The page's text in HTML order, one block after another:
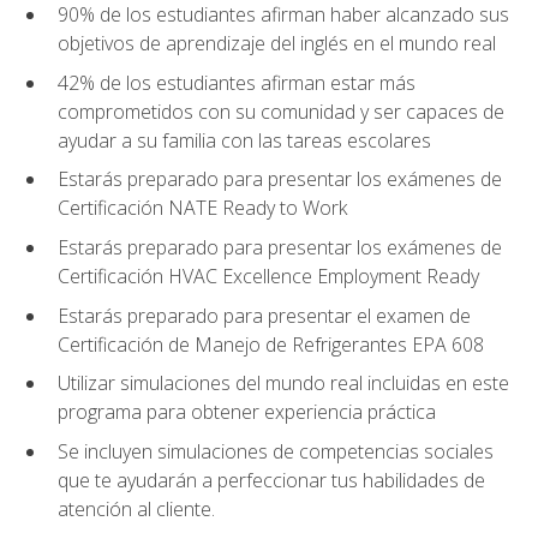
90% de los estudiantes afirman haber alcanzado sus
objetivos de aprendizaje del inglés en el mundo real
42% de los estudiantes afirman estar más
comprometidos con su comunidad y ser capaces de
ayudar a su familia con las tareas escolares
Estarás preparado para presentar los exámenes de
Certificación NATE Ready to Work
Estarás preparado para presentar los exámenes de
Certificación HVAC Excellence Employment Ready
Estarás preparado para presentar el examen de
Certificación de Manejo de Refrigerantes EPA 608
Utilizar simulaciones del mundo real incluidas en este
programa para obtener experiencia práctica
Se incluyen simulaciones de competencias sociales
que te ayudarán a perfeccionar tus habilidades de
atención al cliente.